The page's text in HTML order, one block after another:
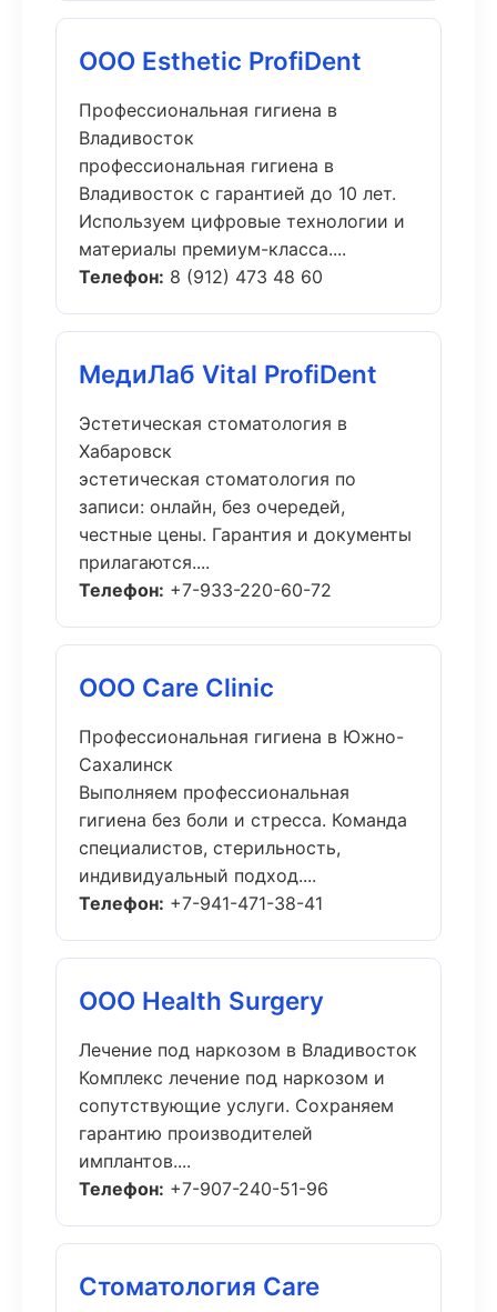
ООО Esthetic ProfiDent
Профессиональная гигиена в
Владивосток
профессиональная гигиена в
Владивосток с гарантией до 10 лет.
Используем цифровые технологии и
материалы премиум-класса....
Телефон: 8 (912) 473 48 60
МедиЛаб Vital ProfiDent
Эстетическая стоматология в
Хабаровск
эстетическая стоматология по
записи: онлайн, без очередей,
честные цены. Гарантия и документы
прилагаются....
Телефон: +7-933-220-60-72
ООО Care Clinic
Профессиональная гигиена в Южно-
Сахалинск
Выполняем профессиональная
гигиена без боли и стресса. Команда
специалистов, стерильность,
индивидуальный подход....
Телефон: +7-941-471-38-41
ООО Health Surgery
Лечение под наркозом в Владивосток
Комплекс лечение под наркозом и
сопутствующие услуги. Сохраняем
гарантию производителей
имплантов....
Телефон: +7-907-240-51-96
Стоматология Care